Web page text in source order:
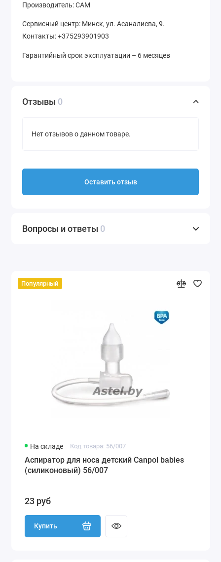
Производитель: САМ
Сервисный центр: Минск, ул. Асаналиева, 9.
Контакты: +375293901903
Гарантийный срок эксплуатации – 6 месяцев
Отзывы 0
Нет отзывов о данном товаре.
Оставить отзыв
Вопросы и ответы 0
Популярный
На складе Код товара: 56/007
Аспиратор для носа детский Canpol babies
(силиконовый) 56/007
23 руб
Купить